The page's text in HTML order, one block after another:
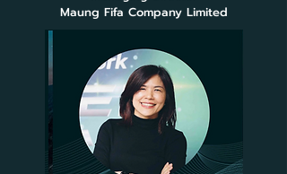
Maung Fifa Company Limited